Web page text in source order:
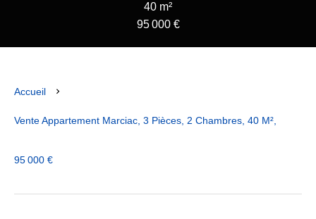
40 m²
95 000 €
Accueil
Vente Appartement Marciac, 3 Pièces, 2 Chambres, 40 M²,
95 000 €